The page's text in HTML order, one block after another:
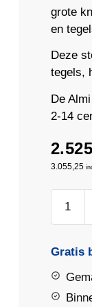
grote
en
Deze
tegels,
De
2-14
3.055,25
Almi
aantal
Gratis